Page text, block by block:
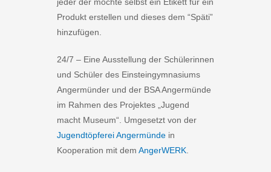
Produkt erstellen und dieses dem “Späti”
hinzufügen.
24/7 – Eine Ausstellung der Schülerinnen
und Schüler des Einsteingymnasiums
Angermünder und der BSA Angermünde
im Rahmen des Projektes „Jugend
macht Museum“. Umgesetzt von der
Jugendtöpferei Angermünde in
Kooperation mit dem AngerWERK